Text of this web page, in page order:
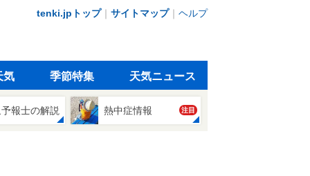
tenki.jpトップ｜ サイトマップ｜ ヘルプ
気 季節特集 天気ニュース
報士の解説 熱中症情報 注目